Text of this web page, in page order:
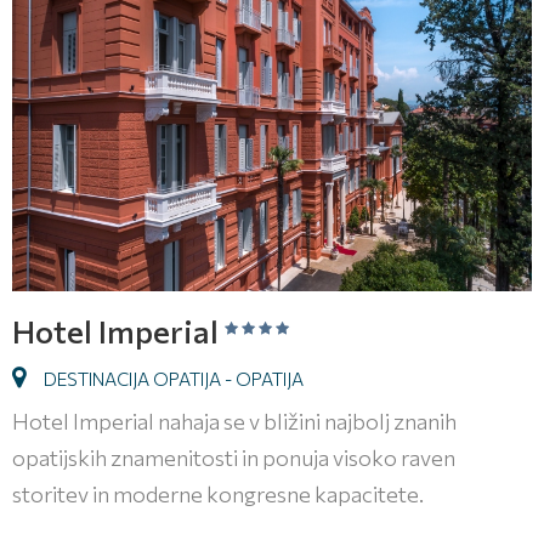
Hotel Imperial
DESTINACIJA OPATIJA - OPATIJA
Hotel Imperial nahaja se v bližini najbolj znanih
opatijskih znamenitosti in ponuja visoko raven
storitev in moderne kongresne kapacitete.